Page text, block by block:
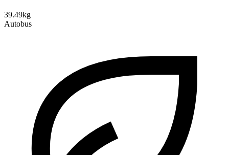
39.49kg
Autobus